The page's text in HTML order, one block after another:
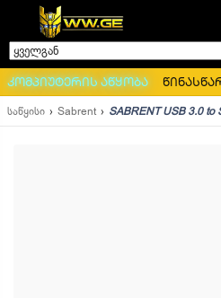
ყველგან
კომპიუტერის აწყობა
საწყისი Sabrent SABRENT USB 3.0 to